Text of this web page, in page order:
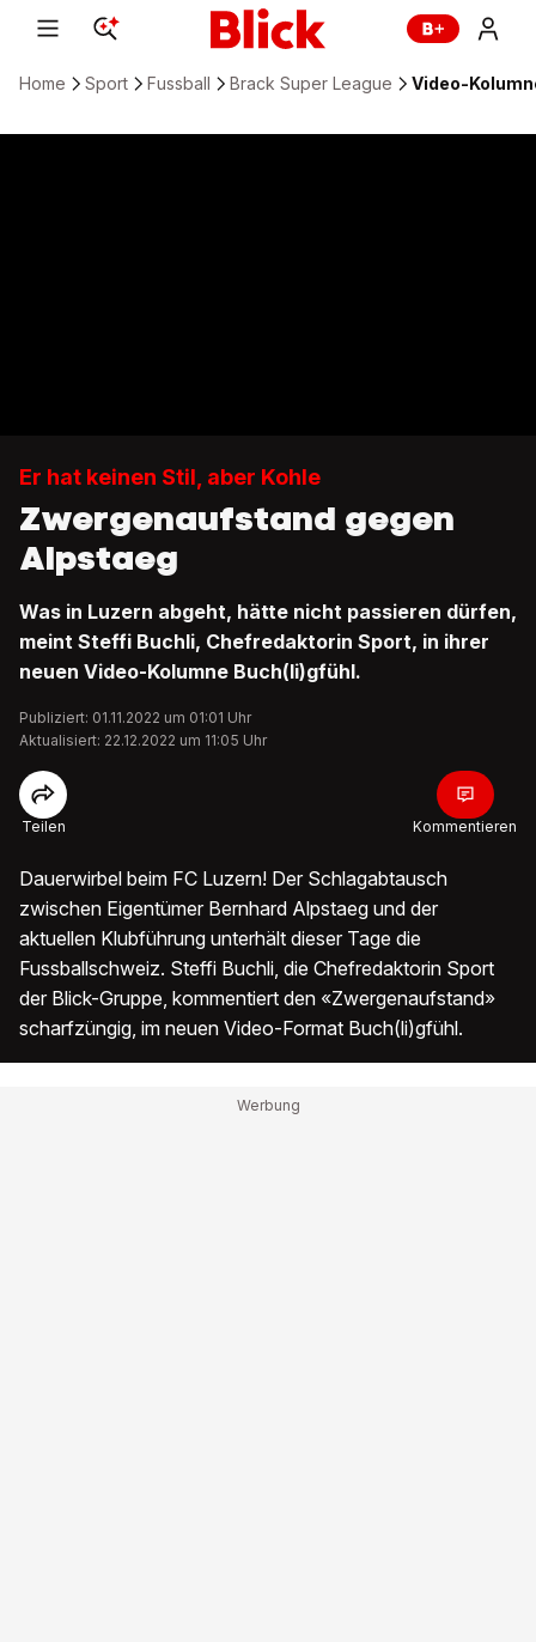
Home Sport Fussball Brack Super League Video-
Er hat keinen Stil, aber Kohle
Zwergenaufstand gegen
Alpstaeg
Was in Luzern abgeht, hätte nicht passieren dürfen,
meint Steffi Buchli, Chefredaktorin Sport, in ihrer
neuen Video-Kolumne Buch(li)gfühl.
Publiziert: 01.11.2022 um 01:01 Uhr
Aktualisiert: 22.12.2022 um 11:05 Uhr
Teilen Kommentieren
Dauerwirbel beim FC Luzern! Der Schlagabtausch
zwischen Eigentümer Bernhard Alpstaeg und der
aktuellen Klubführung unterhält dieser Tage die
Fussballschweiz. Steffi Buchli, die Chefredaktorin Sport
der Blick-Gruppe, kommentiert den «Zwergenaufstand»
scharfzüngig, im neuen Video-Format Buch(li)gfühl.